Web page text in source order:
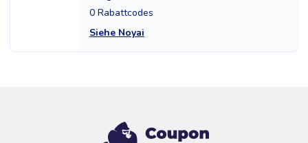
0 Rabattcodes
Siehe Noyai